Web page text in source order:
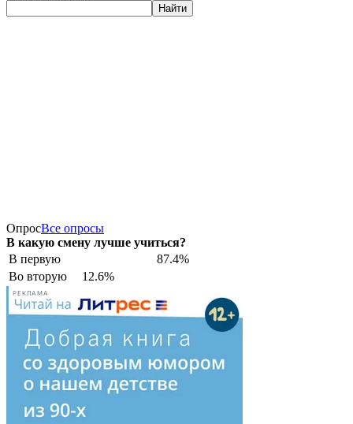
Найти
ОпросВсе опросы
В какую смену лучше учиться?
В первую
87.4%
Во вторую
12.6%
РЕКЛАМА